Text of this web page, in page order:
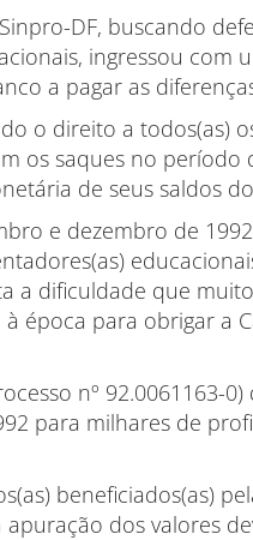
DF, buscando
ingressou com
a pagar as
o direito a todos(as)
os saques no período
de seus saldos do
e dezembro de
a dificuldade que
época para obrigar a
nº 92.0061163-
para milhares de
beneficiados(as)
dos valores